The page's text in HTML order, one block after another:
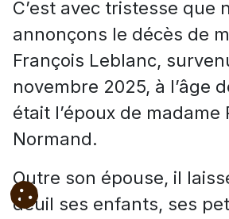
C’est avec tristesse que
annonçons le décès de
François Leblanc,
novembre 2025, à l’âge
était l’époux de madame
Normand.
Outre son épouse, il
deuil ses enfants, ses